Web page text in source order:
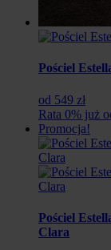
Pościel
od 549 zł
Rata 0% już
Promocja!
Pościel
Clara